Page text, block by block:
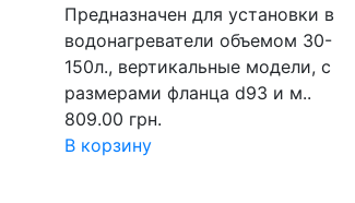
Предназначен для установки в
водонагреватели объемом 30-
150л., вертикальные модели, с
размерами фланца d93 и м..
809.00 грн.
В корзину